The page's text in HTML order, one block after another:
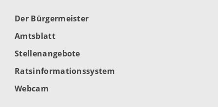
Der Bürgermeister
Amtsblatt
Stellenangebote
Ratsinformationssystem
Webcam